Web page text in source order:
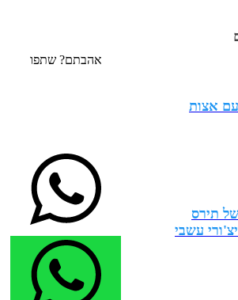
עם אצות
תירס
עשבי
אהבתם? שתפו